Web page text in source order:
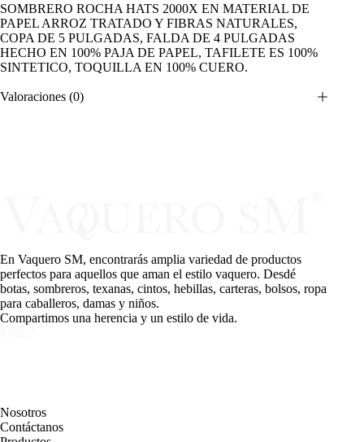
SOMBRERO ROCHA HATS 2000X EN MATERIAL DE
PAPEL ARROZ TRATADO Y FIBRAS NATURALES,
COPA DE 5 PULGADAS, FALDA DE 4 PULGADAS
HECHO EN 100% PAJA DE PAPEL, TAFILETE ES 100%
SINTETICO, TOQUILLA EN 100% CUERO.
Valoraciones (0)
En Vaquero SM, encontrarás amplia variedad de productos
perfectos para aquellos que aman el estilo vaquero. Desdé
botas, sombreros, texanas, cintos, hebillas, carteras, bolsos, ropa
para caballeros, damas y niños.
Compartimos una herencia y un estilo de vida.
Nosotros
Contáctanos